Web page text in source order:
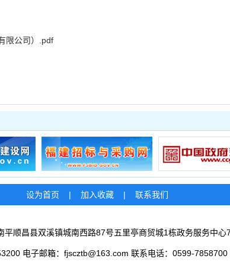
限公司）.pdf
设为首页 | 加入收藏 | 联系我们
平顺昌县双溪镇城南西路87号五里亭商贸城1栋政务服务中心
电子邮箱：fjscztb@163.com 联系电话：0599-7858700